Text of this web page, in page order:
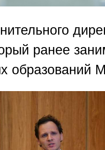
ранее
образований